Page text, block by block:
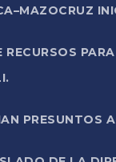
RECURSOS